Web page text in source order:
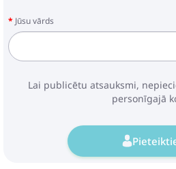
Jūsu vārds
Lai publicētu atsauksmi,
personīgajā